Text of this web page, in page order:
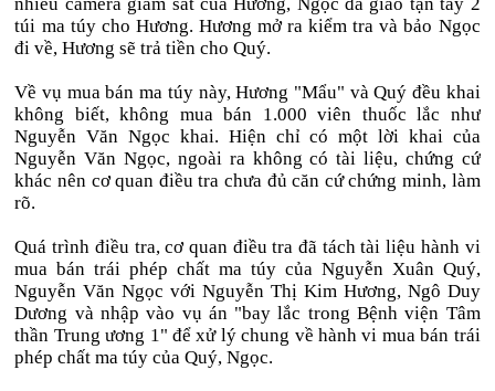
túi ma túy cho Hương. Hương mở ra kiểm tra và bảo Ngọc
đi về, Hương sẽ trả tiền cho Quý.
Về vụ mua bán ma túy này, Hương "Mẩu" và Quý đều khai
không biết, không mua bán 1.000 viên thuốc lắc như
Nguyễn Văn Ngọc khai. Hiện chỉ có một lời khai của
Nguyễn Văn Ngọc, ngoài ra không có tài liệu, chứng cứ
khác nên cơ quan điều tra chưa đủ căn cứ chứng minh, làm
rõ.
Quá trình điều tra, cơ quan điều tra đã tách tài liệu hành vi
mua bán trái phép chất ma túy của Nguyễn Xuân Quý,
Nguyễn Văn Ngọc với Nguyễn Thị Kim Hương, Ngô Duy
Dương và nhập vào vụ án "bay lắc trong Bệnh viện Tâm
thần Trung ương 1" để xử lý chung về hành vi mua bán trái
phép chất ma túy của Quý, Ngọc.